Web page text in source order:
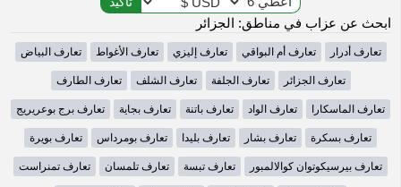
ابحث عن عزاب في مناطق: الجزائر
تعارف أدرار تعارف أم البواقي تعارف إليزي تعارف الأغواط تعارف البياض
تعارف الجزائر تعارف الجلفة تعارف الشلف تعارف الطارف
تعارف الماسكارا تعارف الواد تعارف باتنة تعارف بجاية تعارف برج بوعريريج
تعارف بسكرة تعارف بشار تعارف بليدا تعارف بومرداس تعارف بويرة
تعارف بيرسيكوتوان كوالالمبور تعارف تبسة تعارف تلمسان تعارف تمنراست